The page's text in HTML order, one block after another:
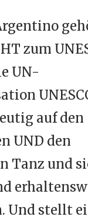
zum
UN-
auf den
UND den
Tanz und
Und stellt